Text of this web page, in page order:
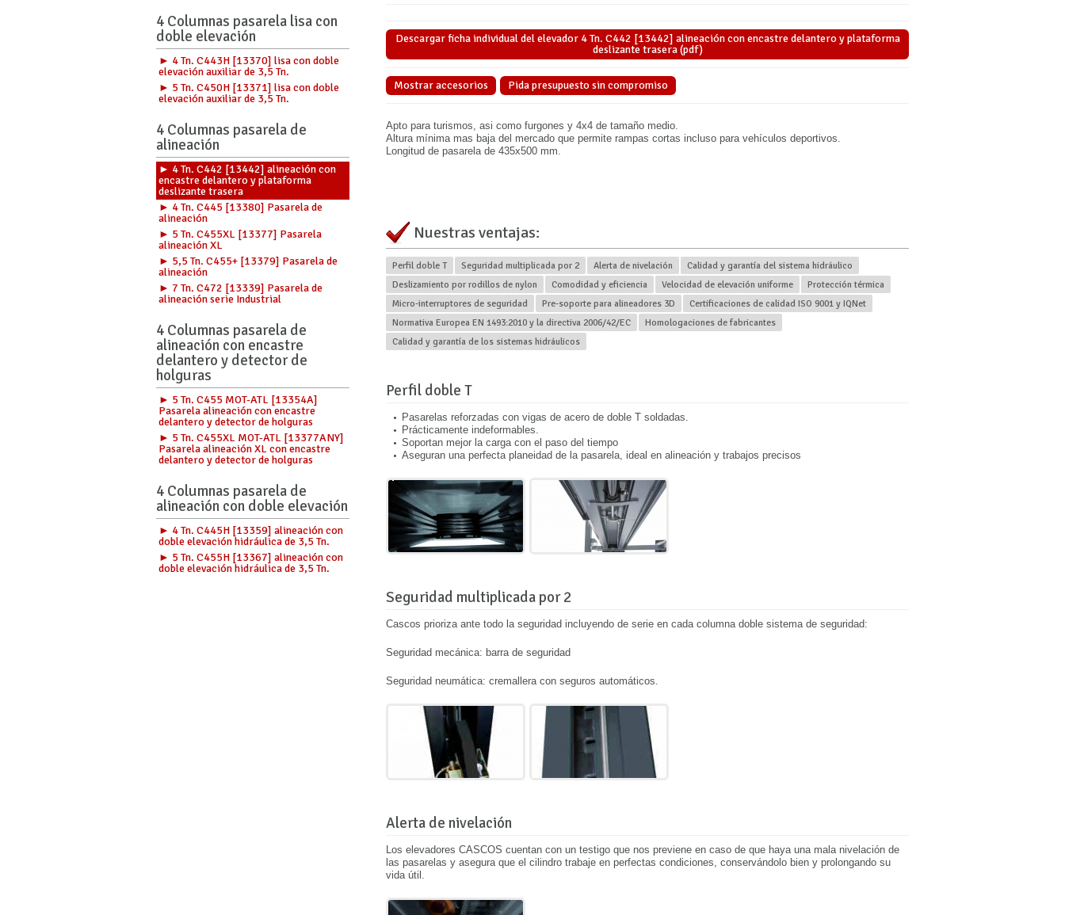
4 Columnas pasarela lisa con
doble elevación
► 4 Tn. C443H [13370] lisa con doble
elevación auxiliar de 3,5 Tn.
► 5 Tn. C450H [13371] lisa con doble
elevación auxiliar de 3,5 Tn.
4 Columnas pasarela de
alineación
► 4 Tn. C442 [13442] alineación con
encastre delantero y plataforma
deslizante trasera
► 4 Tn. C445 [13380] Pasarela de
alineación
► 5 Tn. C455XL [13377] Pasarela
alineación XL
► 5,5 Tn. C455+ [13379] Pasarela de
alineación
► 7 Tn. C472 [13339] Pasarela de
alineación serie Industrial
4 Columnas pasarela de
alineación con encastre
delantero y detector de
holguras
► 5 Tn. C455 MOT-ATL [13354A]
Pasarela alineación con encastre
delantero y detector de holguras
► 5 Tn. C455XL MOT-ATL [13377ANY]
Pasarela alineación XL con encastre
delantero y detector de holguras
4 Columnas pasarela de
alineación con doble elevación
► 4 Tn. C445H [13359] alineación con
doble elevación hidráulica de 3,5 Tn.
► 5 Tn. C455H [13367] alineación con
doble elevación hidráulica de 3,5 Tn.
Descargar ficha individual del elevador 4 Tn. C442 [13442] alineación con encastre delantero y plataforma
deslizante trasera (pdf)
Mostrar accesorios Pida presupuesto sin compromiso
Apto para turismos, asi como furgones y 4x4 de tamaño medio.
Altura mínima mas baja del mercado que permite rampas cortas incluso para vehículos deportivos.
Longitud de pasarela de 435x500 mm.
Nuestras ventajas:
Perfil doble T Seguridad multiplicada por 2 Alerta de nivelación
Calidad y garantía del sistema hidráulico
Deslizamiento por rodillos de nylon
Comodidad y eficiencia Velocidad de elevación uniforme
Protección térmica
Micro-interruptores de seguridad
Pre-soporte para alineadores 3D
Certificaciones de calidad ISO 9001 y IQNet
Normativa Europea EN 1493:2010 y la directiva 2006/42/EC
Homologaciones de fabricantes
Calidad y garantía de los sistemas hidráulicos
Perfil doble T
Pasarelas reforzadas con vigas de acero de doble T soldadas.
Prácticamente indeformables.
Soportan mejor la carga con el paso del tiempo
Aseguran una perfecta planeidad de la pasarela, ideal en alineación y trabajos precisos
Seguridad multiplicada por 2
Cascos prioriza ante todo la seguridad incluyendo de serie en cada columna doble sistema de seguridad:
Seguridad mecánica: barra de seguridad
Seguridad neumática: cremallera con seguros automáticos.
Alerta de nivelación
Los elevadores CASCOS cuentan con un testigo que nos previene en caso de que haya una mala nivelación de
las pasarelas y asegura que el cilindro trabaje en perfectas condiciones, conservándolo bien y prolongando su
vida útil.